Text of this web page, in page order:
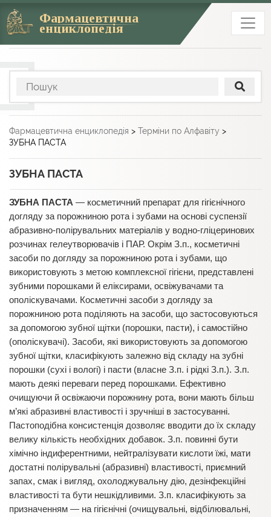
Фармацевтична
енциклопедія
Фармацевтична енциклопедія > Терміни по Алфавіту >
ЗУБНА ПАСТА
ЗУБНА ПАСТА
ЗУБНА ПАСТА — косметичний препарат для гігієнічного
догляду за порожниною рота і зубами на основі суспензії
абразивно-полірувальних матеріалів у водно-гліцеринових
розчинах гелеутворювачів і ПАР. Окрім З.п., косметичні
засоби по догляду за порожниною рота і зубами, що
використовують з метою комплексної гігієни, представлені
зубними порошками й еліксирами, освіжувачами та
ополіскувачами. Косметичні засоби з догляду за
порожниною рота поділяють на засоби, що застосовуються
за допомогою зубної щітки (порошки, пасти), і самостійно
(ополіскувачі). Засоби, які використовують за допомогою
зубної щітки, класифікують залежно від складу на зубні
порошки (сухі і вологі) і пасти (власне З.п. і рідкі З.п.). З.п.
мають деякі переваги перед порошками. Ефективно
очищуючи й освіжаючи порожнину рота, вони мають більш
м’які абразивні властивості і зручніші в застосуванні.
Пастоподібна консистенція дозволяє вводити до їх складу
велику кількість необхідних добавок. З.п. повинні бути
хімічно індиферентними, нейтралізувати кислоти їжі, мати
достатні полірувальні (абразивні) властивості, приємний
запах, смак і вигляд, охолоджувальну дію, дезінфекційні
властивості та бути нешкідливими. З.п. класифікують за
призначенням — на гігієнічні (очищувальні, відбілювальні,